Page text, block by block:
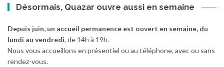
Désormais, Quazar ouvre aussi en semaine
Depuis juin, un accueil permanence est ouvert en semaine, du
lundi au vendredi, de 14h à 19h.
Nous vous accueillons en présentiel ou au téléphone, avec ou sans
rendez-vous.